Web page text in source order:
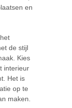
en
de stijl
Kies
interieur
Het is
op te
maken.